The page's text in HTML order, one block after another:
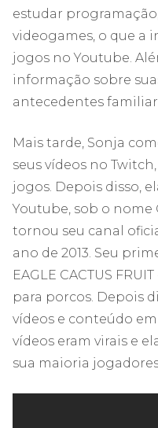
estudar
videogames, o que a
jogos no Youtube.
informação sobre
antecedentes
Mais tarde, Sonja
seus vídeos no
jogos. Depois disso,
Youtube, sob o nome
tornou seu canal
ano de 2013. Seu
EAGLE CACTUS
para porcos. Depois
vídeos e conteúdo
vídeos eram virais e
sua maioria